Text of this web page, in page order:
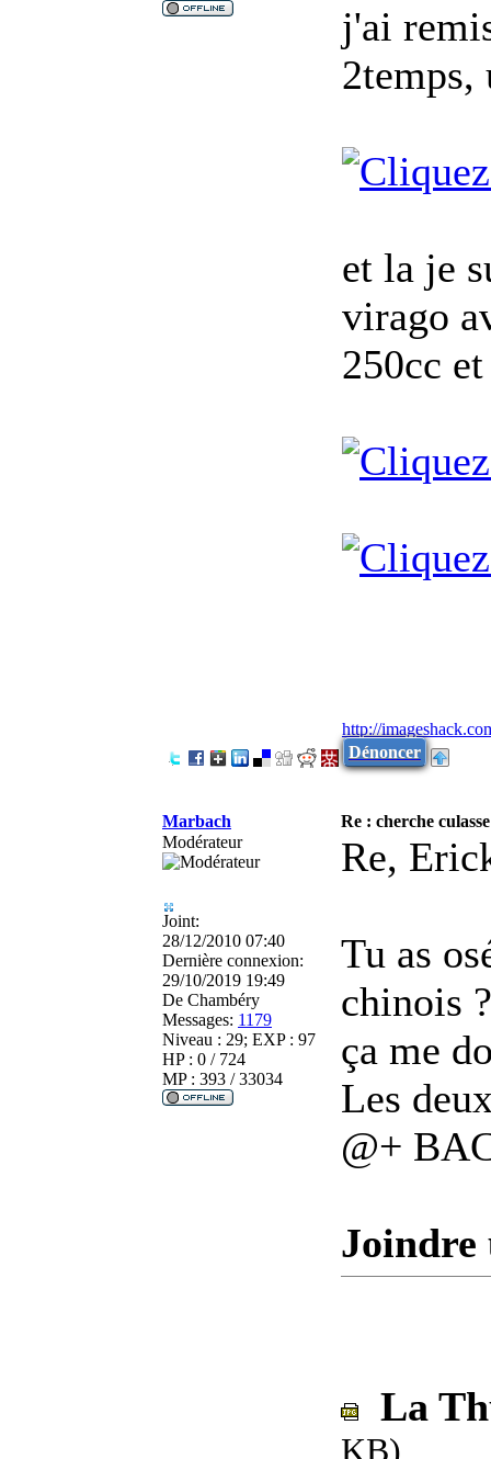
j'ai
2temps,
et la je
virago
250cc
http://
Dénoncer
Marbach
Re : cherche culasse
Modérateur
Joint:
28/12/2010 07:40
Dernière connexion:
29/10/2019 19:49
De Chambéry
Messages: 1179
Niveau : 29; EXP : 97
HP : 0 / 724
MP : 393 / 33034
Re,
Tu as
chinois ?
ça me
Les
@+
La
KB)